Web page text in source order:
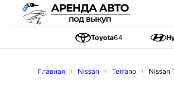
Toyota64
Главная Nissan Terrano Nissan